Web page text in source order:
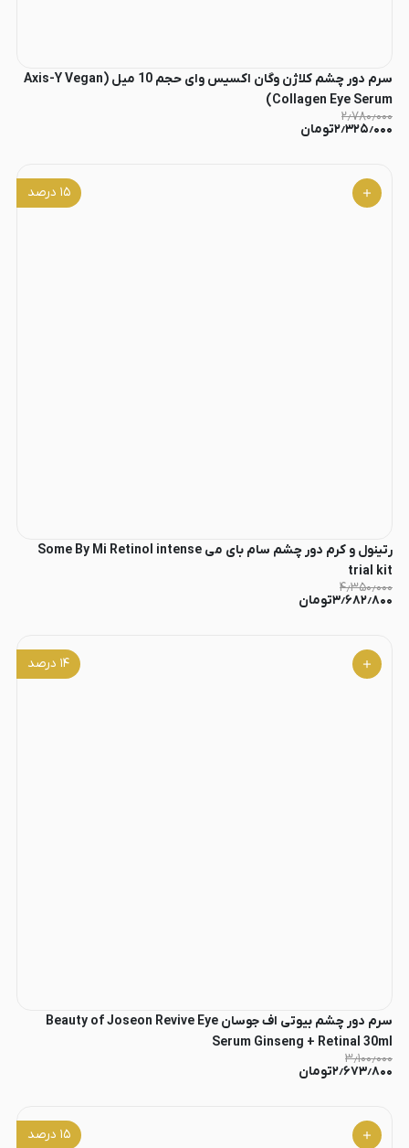
سرم دور چشم کلاژن وگان اکسیس وای حجم 10 میل (Axis-Y Vegan
Collagen Eye Serum)
۲٫۷۸۰٫۰۰۰
۲٫۳۲۵٫۰۰۰تومان
۱۵ درصد
رتینول و کرم دور چشم سام بای می Some By Mi Retinol intense
trial kit
۴٫۳۵۰٫۰۰۰
۳٫۶۸۲٫۸۰۰تومان
۱۴ درصد
سرم دور چشم بیوتی اف جوسان Beauty of Joseon Revive Eye
Serum Ginseng + Retinal 30ml
۳٫۱۰۰٫۰۰۰
۲٫۶۷۳٫۸۰۰تومان
۱۵ درصد